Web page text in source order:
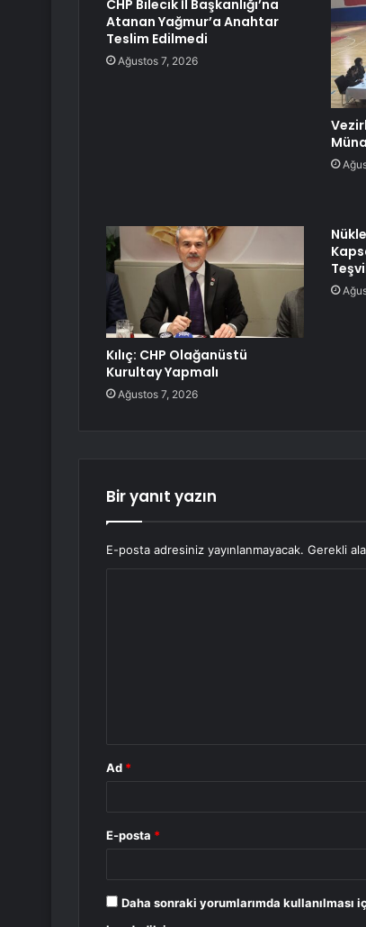
CHP Bilecik İl Başkanlığı’na
Atanan Yağmur’a Anahtar
Teslim Edilmedi
Ağustos 7, 2026
Kılıç: CHP Olağanüstü
Kurultay Yapmalı
Ağustos 7, 2026
Bir yanıt yazın
E-posta adresiniz yayınlanmayacak. Gerekli
Ad *
E-posta *
Daha sonraki yorumlarımda kullanılması